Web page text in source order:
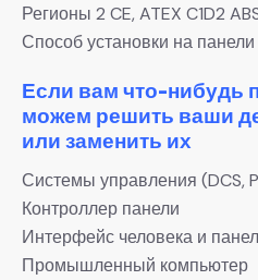
Регионы 2 CE, ATEX C1D2
Способ установки на
Если вам что-нибудь
можем решить ваши
или заменить их
Системы управления (DCS,
Контроллер панели
Интерфейс человека и
Промышленный компьютер